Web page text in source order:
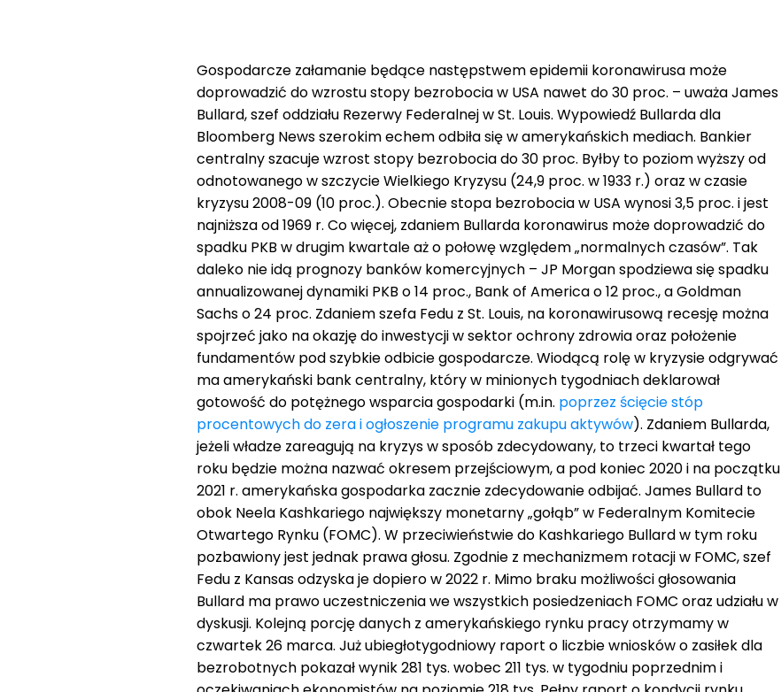
Gospodarcze załamanie będące następstwem epidemii koronawirusa może
doprowadzić do wzrostu stopy bezrobocia w USA nawet do 30 proc. – uważa James
Bullard, szef oddziału Rezerwy Federalnej w St. Louis. Wypowiedź Bullarda dla
Bloomberg News szerokim echem odbiła się w amerykańskich mediach. Bankier
centralny szacuje wzrost stopy bezrobocia do 30 proc. Byłby to poziom wyższy od
odnotowanego w szczycie Wielkiego Kryzysu (24,9 proc. w 1933 r.) oraz w czasie
kryzysu 2008-09 (10 proc.). Obecnie stopa bezrobocia w USA wynosi 3,5 proc. i jest
najniższa od 1969 r. Co więcej, zdaniem Bullarda koronawirus może doprowadzić do
spadku PKB w drugim kwartale aż o połowę względem „normalnych czasów”. Tak
daleko nie idą prognozy banków komercyjnych – JP Morgan spodziewa się spadku
annualizowanej dynamiki PKB o 14 proc., Bank of America o 12 proc., a Goldman
Sachs o 24 proc. Zdaniem szefa Fedu z St. Louis, na koronawirusową recesję można
spojrzeć jako na okazję do inwestycji w sektor ochrony zdrowia oraz położenie
fundamentów pod szybkie odbicie gospodarcze. Wiodącą rolę w kryzysie odgrywać
ma amerykański bank centralny, który w minionych tygodniach deklarował
gotowość do potężnego wsparcia gospodarki (m.in. poprzez ścięcie stóp
procentowych do zera i ogłoszenie programu zakupu aktywów). Zdaniem Bullarda,
jeżeli władze zareagują na kryzys w sposób zdecydowany, to trzeci kwartał tego
roku będzie można nazwać okresem przejściowym, a pod koniec 2020 i na początku
2021 r. amerykańska gospodarka zacznie zdecydowanie odbijać. James Bullard to
obok Neela Kashkariego największy monetarny „gołąb” w Federalnym Komitecie
Otwartego Rynku (FOMC). W przeciwieństwie do Kashkariego Bullard w tym roku
pozbawiony jest jednak prawa głosu. Zgodnie z mechanizmem rotacji w FOMC, szef
Fedu z Kansas odzyska je dopiero w 2022 r. Mimo braku możliwości głosowania
Bullard ma prawo uczestniczenia we wszystkich posiedzeniach FOMC oraz udziału w
dyskusji. Kolejną porcję danych z amerykańskiego rynku pracy otrzymamy w
czwartek 26 marca. Już ubiegłotygodniowy raport o liczbie wniosków o zasiłek dla
bezrobotnych pokazał wynik 281 tys. wobec 211 tys. w tygodniu poprzednim i